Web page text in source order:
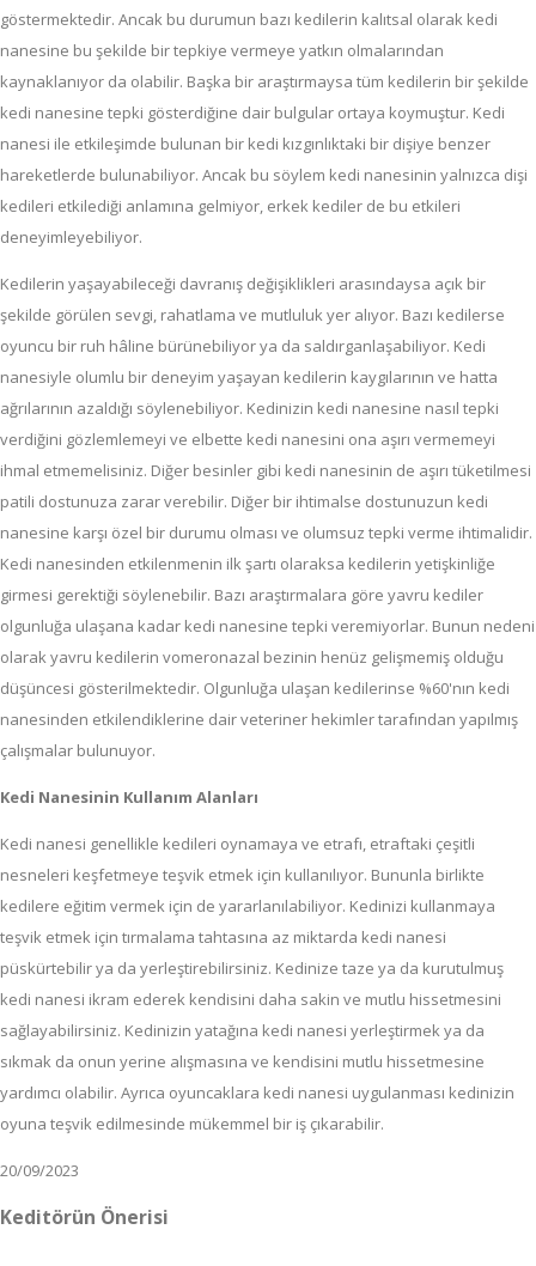
göstermektedir. Ancak bu durumun bazı kedilerin kalıtsal olarak kedi
nanesine bu şekilde bir tepkiye vermeye yatkın olmalarından
kaynaklanıyor da olabilir. Başka bir araştırmaysa tüm kedilerin bir şekilde
kedi nanesine tepki gösterdiğine dair bulgular ortaya koymuştur. Kedi
nanesi ile etkileşimde bulunan bir kedi kızgınlıktaki bir dişiye benzer
hareketlerde bulunabiliyor. Ancak bu söylem kedi nanesinin yalnızca dişi
kedileri etkilediği anlamına gelmiyor, erkek kediler de bu etkileri
deneyimleyebiliyor.
Kedilerin yaşayabileceği davranış değişiklikleri arasındaysa açık bir
şekilde görülen sevgi, rahatlama ve mutluluk yer alıyor. Bazı kedilerse
oyuncu bir ruh hâline bürünebiliyor ya da saldırganlaşabiliyor. Kedi
nanesiyle olumlu bir deneyim yaşayan kedilerin kaygılarının ve hatta
ağrılarının azaldığı söylenebiliyor. Kedinizin kedi nanesine nasıl tepki
verdiğini gözlemlemeyi ve elbette kedi nanesini ona aşırı vermemeyi
ihmal etmemelisiniz. Diğer besinler gibi kedi nanesinin de aşırı tüketilmesi
patili dostunuza zarar verebilir. Diğer bir ihtimalse dostunuzun kedi
nanesine karşı özel bir durumu olması ve olumsuz tepki verme ihtimalidir.
Kedi nanesinden etkilenmenin ilk şartı olaraksa kedilerin yetişkinliğe
girmesi gerektiği söylenebilir. Bazı araştırmalara göre yavru kediler
olgunluğa ulaşana kadar kedi nanesine tepki veremiyorlar. Bunun nedeni
olarak yavru kedilerin vomeronazal bezinin henüz gelişmemiş olduğu
düşüncesi gösterilmektedir. Olgunluğa ulaşan kedilerinse %60'nın kedi
nanesinden etkilendiklerine dair veteriner hekimler tarafından yapılmış
çalışmalar bulunuyor.
Kedi Nanesinin Kullanım Alanları
Kedi nanesi genellikle kedileri oynamaya ve etrafı, etraftaki çeşitli
nesneleri keşfetmeye teşvik etmek için kullanılıyor. Bununla birlikte
kedilere eğitim vermek için de yararlanılabiliyor. Kedinizi kullanmaya
teşvik etmek için tırmalama tahtasına az miktarda kedi nanesi
püskürtebilir ya da yerleştirebilirsiniz. Kedinize taze ya da kurutulmuş
kedi nanesi ikram ederek kendisini daha sakin ve mutlu hissetmesini
sağlayabilirsiniz. Kedinizin yatağına kedi nanesi yerleştirmek ya da
sıkmak da onun yerine alışmasına ve kendisini mutlu hissetmesine
yardımcı olabilir. Ayrıca oyuncaklara kedi nanesi uygulanması kedinizin
oyuna teşvik edilmesinde mükemmel bir iş çıkarabilir.
20/09/2023
Keditörün Önerisi